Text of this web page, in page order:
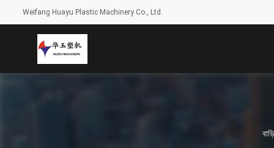
Weifang Huayu Plastic Machinery Co., Ltd.
বাড়ি